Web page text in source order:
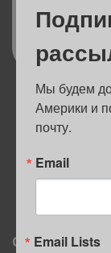
РАБОТА И
ЖИЛЬЕ
ОБРАЗОВАНИЕ
О нас
Мы будем
Америки и
почту.
Email
Email Lists